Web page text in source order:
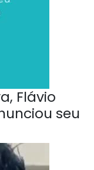
Flávio
seu